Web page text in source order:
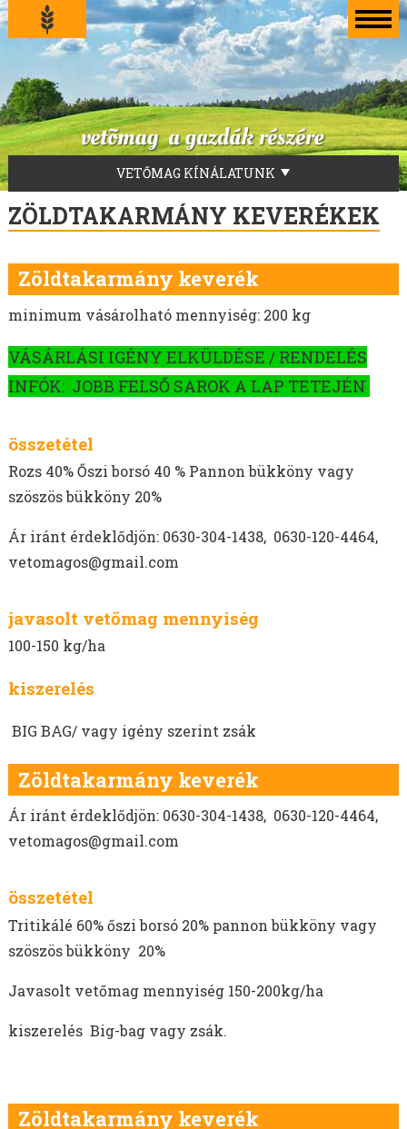
VETŐMAG KÍNÁLATUNK
LUCERNA VETŐMAG
FŰVEKERÉKEK
TILLAGE-ZÖLDTRÁGYA-ZÖLDUGAR-MÉHLEGELŐ
ZÖLDTRÁGYA KEVERÉKEK
FÜVEK
MOHAR VETŐMAG
CIROK VETŐMAG
KÖLES VETŐMAG
KUKORICA VETŐMAG
BÜKKÖNY VETŐMAG
FACÉLIA VETŐMAG
BALTACÍM VETŐMAG
VADLEGELŐ KEVERÉKEK
OLAJRETEK VETŐMAG
SOMKÓRÓ VETŐMAG
SZEGLETES LEDNEK
GABONÁK - TAVASZI
GABONÁK - ŐSZI
ÉVELŐ ROZS VETŐMAG
REPCE
POHÁNKA/HAJDINA VETŐMAG
CSILLAGFÜRT VETŐMAG
LÓBAB VETŐMAG
FÉNYMAG VETŐMAG
ZÖLDTAKARMÁNY KEVERÉKEK
Zöldtakarmány keverék
minimum vásárolható mennyiség: 200 kg
VÁSÁRLÁSI IGÉNY ELKÜLDÉSE / RENDELÉS
INFÓK: JOBB FELSŐ SAROK A LAP TETEJÉN
összetétel
Rozs 40% Őszi borsó 40 % Pannon bükköny vagy
szöszös bükköny 20%
Ár iránt érdeklődjön: 0630-304-1438, 0630-120-4464,
vetomagos@gmail.com
javasolt vetőmag mennyiség
100-150 kg/ha
kiszerelés
BIG BAG/ vagy igény szerint zsák
Zöldtakarmány keverék
Ár iránt érdeklődjön: 0630-304-1438, 0630-120-4464,
vetomagos@gmail.com
összetétel
Tritikálé 60% őszi borsó 20% pannon bükköny vagy
szöszös bükköny 20%
Javasolt vetőmag mennyiség 150-200kg/ha
kiszerelés Big-bag vagy zsák.
Zöldtakarmány keverék